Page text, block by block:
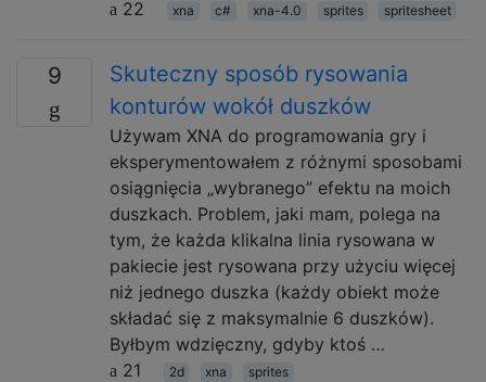
22 xna c# xna-4.0 sprites spritesheet
9
Skuteczny sposób rysowania
konturów wokół duszków
Używam XNA do programowania gry i
eksperymentowałem z różnymi sposobami
osiągnięcia „wybranego” efektu na moich
duszkach. Problem, jaki mam, polega na
tym, że każda klikalna linia rysowana w
pakiecie jest rysowana przy użyciu więcej
niż jednego duszka (każdy obiekt może
składać się z maksymalnie 6 duszków).
Byłbym wdzięczny, gdyby ktoś …
21
2d xna sprites